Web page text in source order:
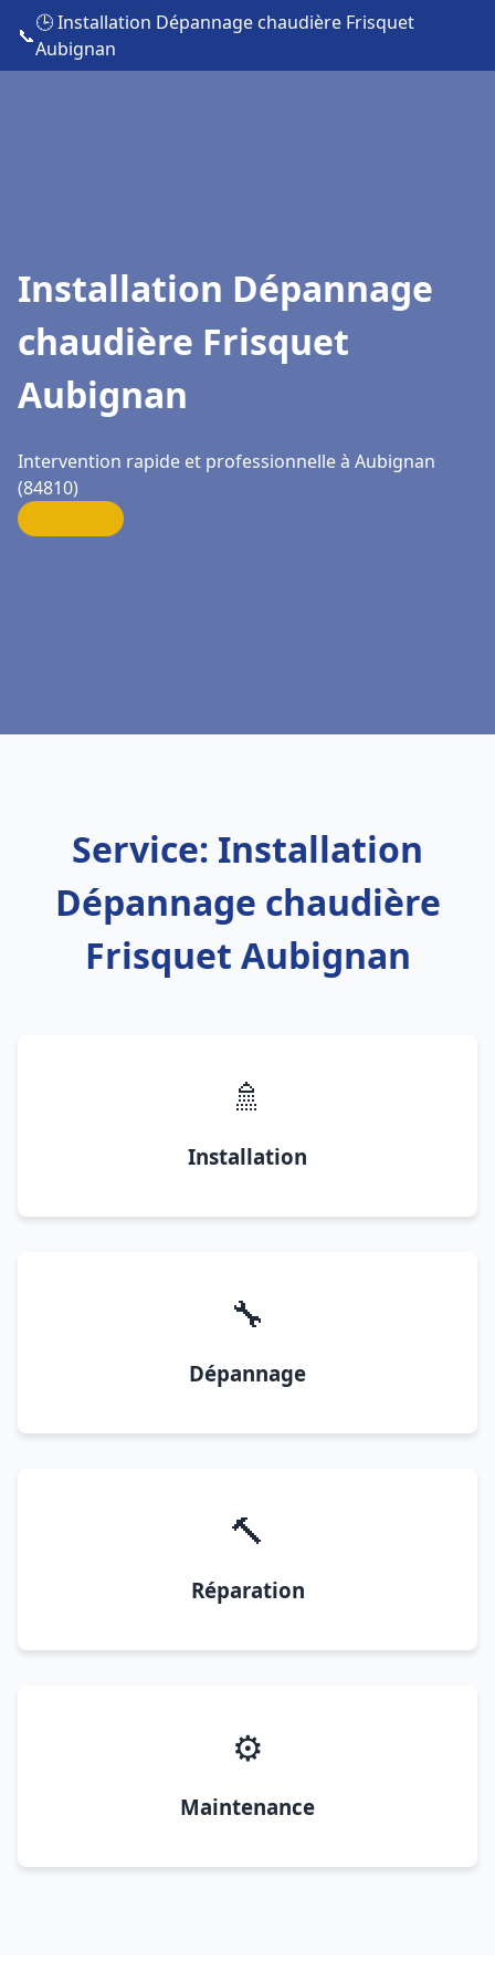
📞
🕒 Installation Dépannage chaudière Frisquet
Aubignan
Installation Dépannage
chaudière Frisquet
Aubignan
Intervention rapide et professionnelle à Aubignan
(84810)
Service: Installation
Dépannage chaudière
Frisquet Aubignan
🚿
Installation
🔧
Dépannage
🔨
Réparation
⚙️
Maintenance